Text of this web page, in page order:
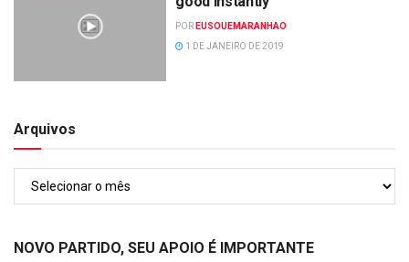
POR EUSOUEMARANHAO
1 DE JANEIRO DE 2019
Arquivos
NOVO PARTIDO, SEU APOIO É IMPORTANTE